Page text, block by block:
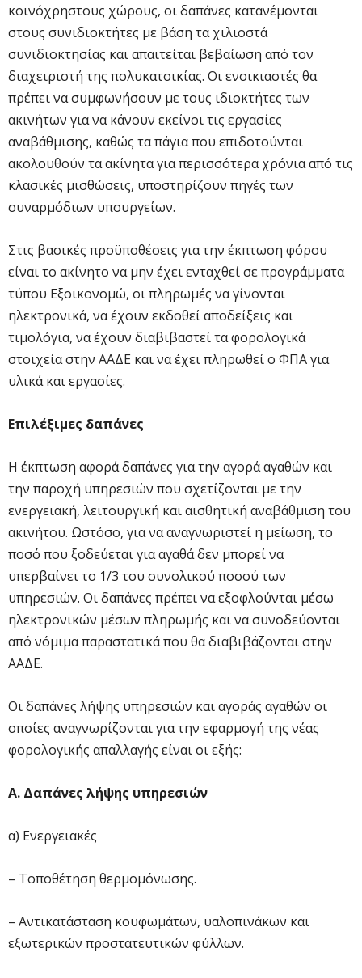
κοινόχρηστους χώρους, οι δαπάνες κατανέμονται
στους συνιδιοκτήτες με βάση τα χιλιοστά
συνιδιοκτησίας και απαιτείται βεβαίωση από τον
διαχειριστή της πολυκατοικίας. Οι ενοικιαστές θα
πρέπει να συμφωνήσουν με τους ιδιοκτήτες των
ακινήτων για να κάνουν εκείνοι τις εργασίες
αναβάθμισης, καθώς τα πάγια που επιδοτούνται
ακολουθούν τα ακίνητα για περισσότερα χρόνια από τις
κλασικές μισθώσεις, υποστηρίζουν πηγές των
συναρμόδιων υπουργείων.
Στις βασικές προϋποθέσεις για την έκπτωση φόρου
είναι το ακίνητο να μην έχει ενταχθεί σε προγράμματα
τύπου Εξοικονομώ, οι πληρωμές να γίνονται
ηλεκτρονικά, να έχουν εκδοθεί αποδείξεις και
τιμολόγια, να έχουν διαβιβαστεί τα φορολογικά
στοιχεία στην ΑΑΔΕ και να έχει πληρωθεί ο ΦΠΑ για
υλικά και εργασίες.
Επιλέξιμες δαπάνες
Η έκπτωση αφορά δαπάνες για την αγορά αγαθών και
την παροχή υπηρεσιών που σχετίζονται με την
ενεργειακή, λειτουργική και αισθητική αναβάθμιση του
ακινήτου. Ωστόσο, για να αναγνωριστεί η μείωση, το
ποσό που ξοδεύεται για αγαθά δεν μπορεί να
υπερβαίνει το 1/3 του συνολικού ποσού των
υπηρεσιών. Οι δαπάνες πρέπει να εξοφλούνται μέσω
ηλεκτρονικών μέσων πληρωμής και να συνοδεύονται
από νόμιμα παραστατικά που θα διαβιβάζονται στην
ΑΑΔΕ.
Οι δαπάνες λήψης υπηρεσιών και αγοράς αγαθών οι
οποίες αναγνωρίζονται για την εφαρμογή της νέας
φορολογικής απαλλαγής είναι οι εξής:
Α. Δαπάνες λήψης υπηρεσιών
α) Ενεργειακές
– Τοποθέτηση θερμομόνωσης.
– Αντικατάσταση κουφωμάτων, υαλοπινάκων και
εξωτερικών προστατευτικών φύλλων.